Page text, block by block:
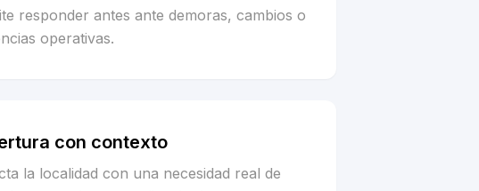
responder antes ante demoras, cambios o
operativas.
con contexto
la localidad con una necesidad real de